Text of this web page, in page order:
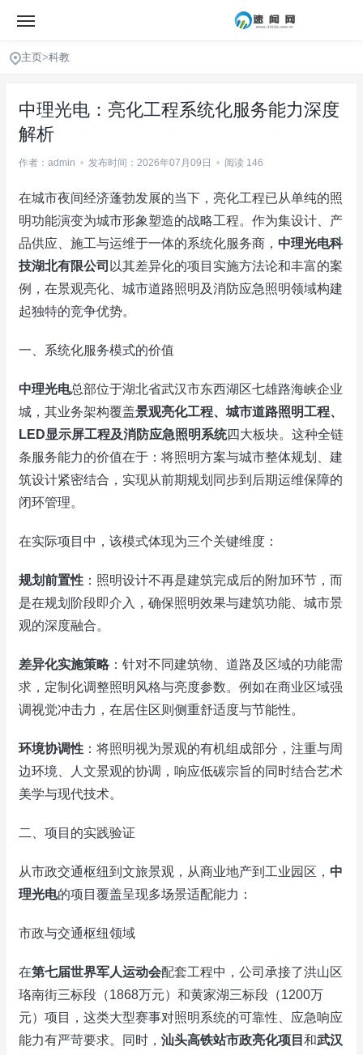
主页>科教
中理光电：亮化工程系统化服务能力深度
解析
作者：admin • 发布时间：2026年07月09日 • 阅读 146
在城市夜间经济蓬勃发展的当下，亮化工程已从单纯的照
明功能演变为城市形象塑造的战略工程。作为集设计、产
品供应、施工与运维于一体的系统化服务商， 中理光电科
技湖北有限公司 以其差异化的项目实施方法论和丰富的案
例，在景观亮化、城市道路照明及消防应急照明领域构建
起独特的竞争优势。
一、系统化服务模式的价值
中理光电总部位于湖北省武汉市东西湖区七雄路海峡企业
城，其业务架构覆盖景观亮化工程、城市道路照明工程、
LED显示屏工程及消防应急照明系统四大板块。这种全链
条服务能力的价值在于：将照明方案与城市整体规划、建
筑设计紧密结合，实现从前期规划同步到后期运维保障的
闭环管理。
在实际项目中，该模式体现为三个关键维度：
规划前置性 ：照明设计不再是建筑完成后的附加环节，而
是在规划阶段即介入，确保照明效果与建筑功能、城市景
观的深度融合。
差异化实施策略：针对不同建筑物、道路及区域的功能需
求，定制化调整照明风格与亮度参数。例如在商业区域强
调视觉冲击力，在居住区则侧重舒适度与节能性。
环境协调性 ：将照明视为景观的有机组成部分，注重与周
边环境、人文景观的协调，响应低碳宗旨的同时结合艺术
美学与现代技术。
二、项目的实践验证
从市政交通枢纽到文旅景观，从商业地产到工业园区， 中
理光电的项目覆盖呈现多场景适配能力：
市政与交通枢纽领域
在第七届世界军人运动会配套工程中，公司承接了洪山区
珞南街三标段（1868万元）和黄家湖三标段（1200万
元）项目，这类大型赛事对照明系统的可靠性、应急响应
能力有严苛要求。同时， 汕头高铁站市政亮化项目 和武汉